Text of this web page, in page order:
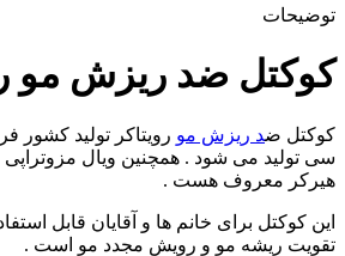
توضیحات
کوکتل ضد ریزش مو
کوکتل ضد ریزش مو
سی تولید می شود . همچنین ویال مزوتراپی
هیرکر معروف هست .
این کوکتل برای خانم ها و آقایان قابل
تقویت ریشه مو و رویش مجدد مو است .